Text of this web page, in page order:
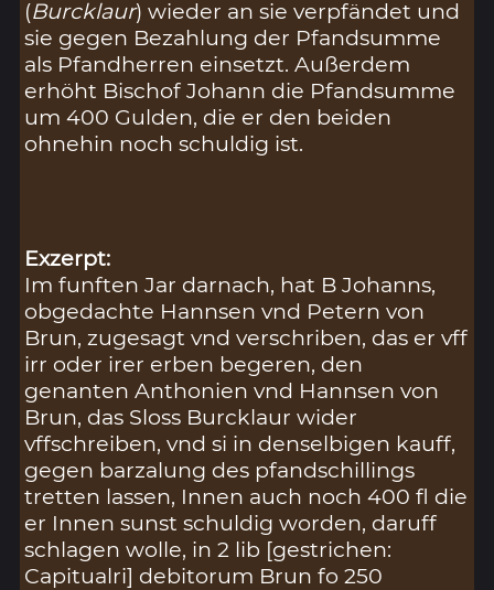
(Burcklaur) wieder an sie verpfändet und
sie gegen Bezahlung der Pfandsumme
als Pfandherren einsetzt. Außerdem
erhöht Bischof Johann die Pfandsumme
um 400 Gulden, die er den beiden
ohnehin noch schuldig ist.
Exzerpt:
Im funften Jar darnach, hat B Johanns,
obgedachte Hannsen vnd Petern von
Brun, zugesagt vnd verschriben, das er vff
irr oder irer erben begeren, den
genanten Anthonien vnd Hannsen von
Brun, das Sloss Burcklaur wider
vffschreiben, vnd si in denselbigen kauff,
gegen barzalung des pfandschillings
tretten lassen, Innen auch noch 400 fl die
er Innen sunst schuldig worden, daruff
schlagen wolle, in 2 lib [gestrichen:
Capitualri] debitorum Brun fo 250